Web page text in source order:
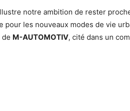
notre ambition de rester
pour les nouveaux modes de vie
M-AUTOMOTIV, cité dans un